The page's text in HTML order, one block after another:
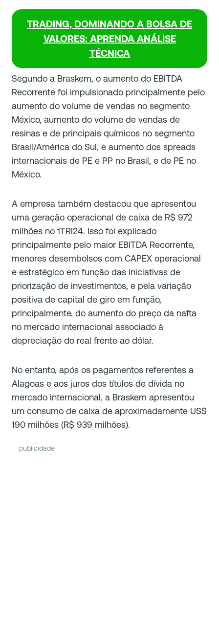
TRADING, DOMINANDO A BOLSA DE
VALORES: APRENDA ANÁLISE
TÉCNICA
Segundo a Braskem, o aumento do EBITDA
Recorrente foi impulsionado principalmente pelo
aumento do volume de vendas no segmento
México, aumento do volume de vendas de
resinas e de principais químicos no segmento
Brasil/América do Sul, e aumento dos spreads
internacionais de PE e PP no Brasil, e de PE no
México.
A empresa também destacou que apresentou
uma geração operacional de caixa de R$ 972
milhões no 1TRI24. Isso foi explicado
principalmente pelo maior EBITDA Recorrente,
menores desembolsos com CAPEX operacional
e estratégico em função das iniciativas de
priorização de investimentos, e pela variação
positiva de capital de giro em função,
principalmente, do aumento do preço da nafta
no mercado internacional associado à
depreciação do real frente ao dólar.
No entanto, após os pagamentos referentes a
Alagoas e aos juros dos títulos de dívida no
mercado internacional, a Braskem apresentou
um consumo de caixa de aproximadamente US$
190 milhões (R$ 939 milhões).
publicidade